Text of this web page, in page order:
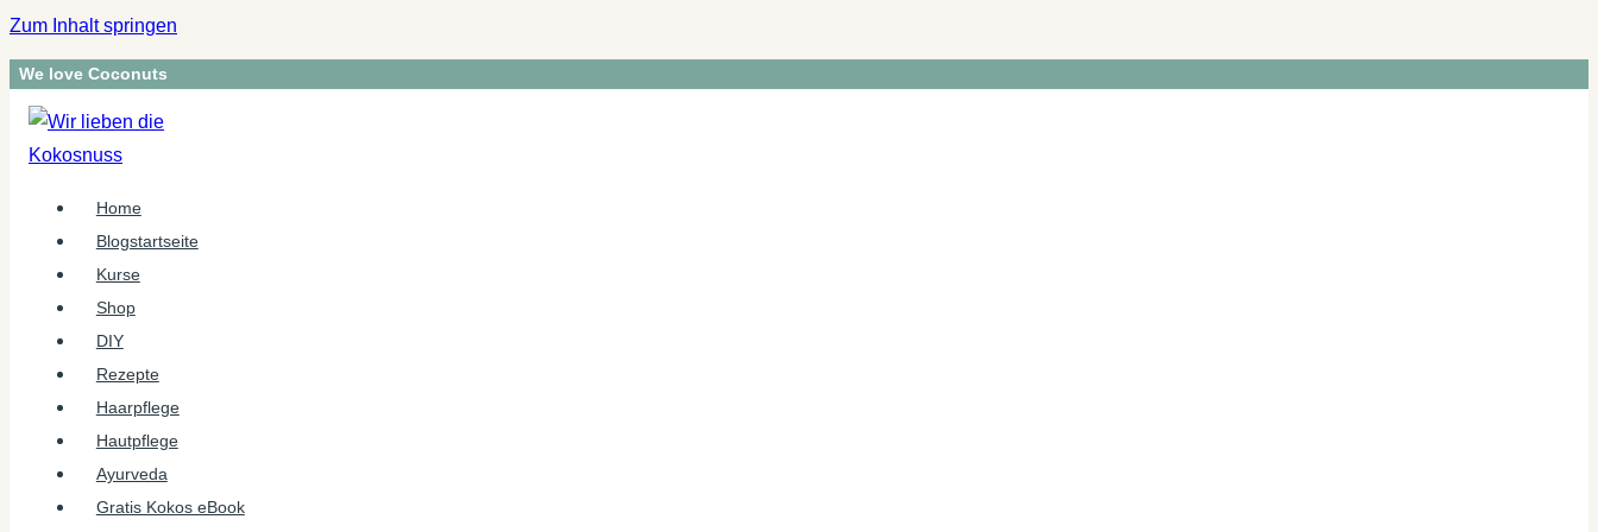
Zum Inhalt springen
We love Coconuts
Home
Blogstartseite
Kurse
Shop
DIY
Rezepte
Haarpflege
Hautpflege
Ayurveda
Gratis Kokos eBook